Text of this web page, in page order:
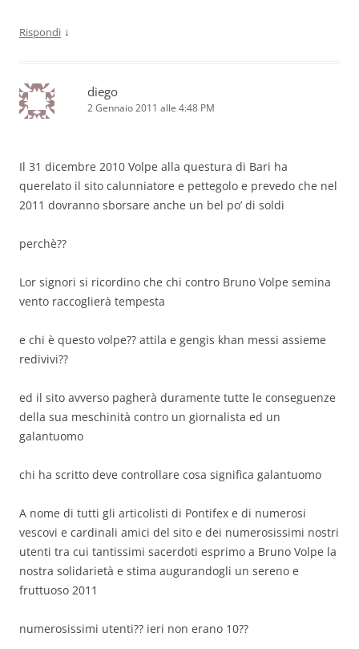
Rispondi ↓
diego
2 Gennaio 2011 alle 4:48 PM
Il 31 dicembre 2010 Volpe alla questura di Bari ha
querelato il sito calunniatore e pettegolo e prevedo che nel
2011 dovranno sborsare anche un bel po’ di soldi
perchè??
Lor signori si ricordino che chi contro Bruno Volpe semina
vento raccoglierà tempesta
e chi è questo volpe?? attila e gengis khan messi assieme
redivivi??
ed il sito avverso pagherà duramente tutte le conseguenze
della sua meschinità contro un giornalista ed un
galantuomo
chi ha scritto deve controllare cosa significa galantuomo
A nome di tutti gli articolisti di Pontifex e di numerosi
vescovi e cardinali amici del sito e dei numerosissimi nostri
utenti tra cui tantissimi sacerdoti esprimo a Bruno Volpe la
nostra solidarietà e stima augurandogli un sereno e
fruttuoso 2011
numerosissimi utenti?? ieri non erano 10??